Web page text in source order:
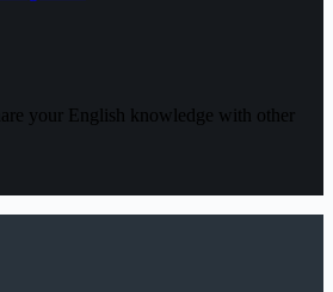
your English knowledge with other